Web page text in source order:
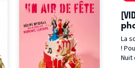
au
La
! Pour
Nuit